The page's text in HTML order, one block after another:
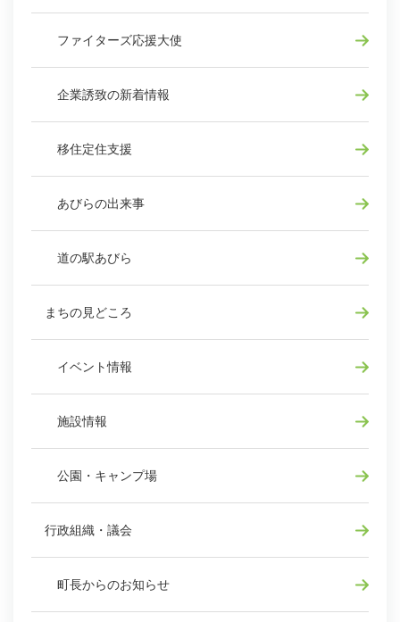
ファイターズ応援大使
企業誘致の新着情報
移住定住支援
あびらの出来事
道の駅あびら
まちの見どころ
イベント情報
施設情報
公園・キャンプ場
行政組織・議会
町長からのお知らせ